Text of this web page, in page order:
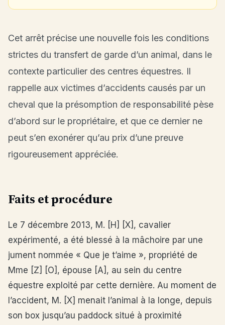
Cet arrêt précise une nouvelle fois les conditions
strictes du transfert de garde d’un animal, dans le
contexte particulier des centres équestres. Il
rappelle aux victimes d’accidents causés par un
cheval que la présomption de responsabilité pèse
d’abord sur le propriétaire, et que ce dernier ne
peut s’en exonérer qu’au prix d’une preuve
rigoureusement appréciée.
Faits et procédure
Le 7 décembre 2013, M. [H] [X], cavalier
expérimenté, a été blessé à la mâchoire par une
jument nommée « Que je t’aime », propriété de
Mme [Z] [O], épouse [A], au sein du centre
équestre exploité par cette dernière. Au moment de
l’accident, M. [X] menait l’animal à la longe, depuis
son box jusqu’au paddock situé à proximité